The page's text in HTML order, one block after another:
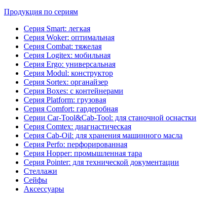
Продукция по сериям
Серия Smart: легкая
Серия Woker: оптимальная
Серия Combat: тяжелая
Серия Logitex: мобильная
Серия Ergo: универсальная
Серия Modul: конструктор
Серия Sortex: органайзер
Серия Boxes: с контейнерами
Серия Platform: грузовая
Серия Comfort: гардеробная
Серии Car-Tool&Cab-Tool: для станочной оснастки
Серия Comtex: диагнастическая
Серия Cab-Oil: для хранения машинного масла
Серия Perfo: перфорированная
Серия Hopper: промышленная тара
Серия Pointer: для технической документации
Стеллажи
Сейфы
Аксессуары